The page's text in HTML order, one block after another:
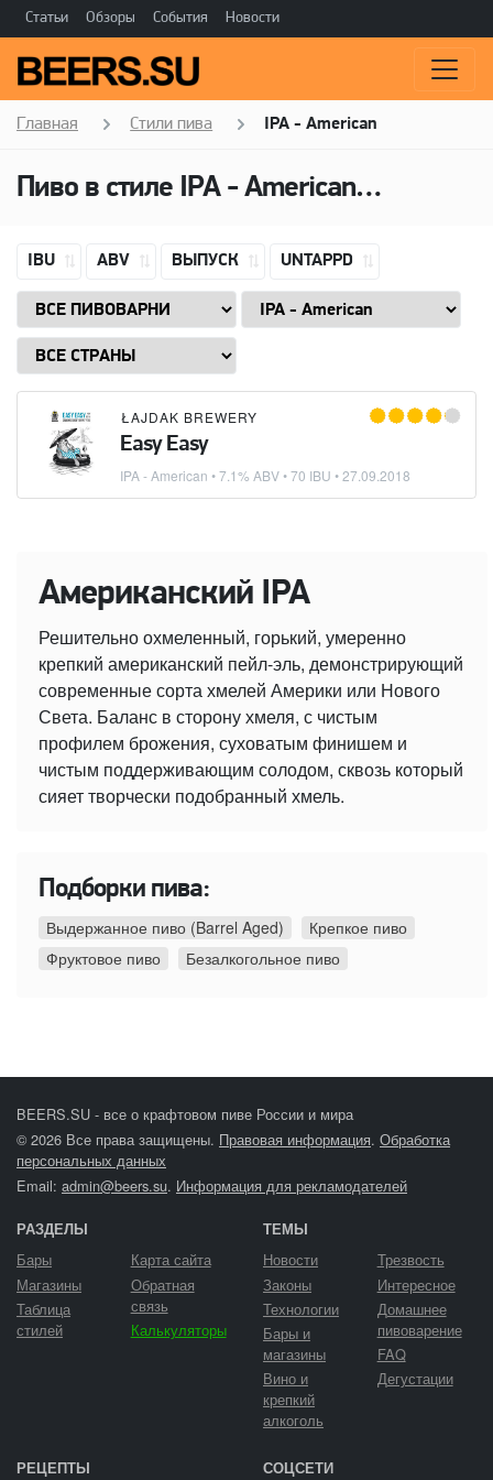
Статьи Обзоры События Новости
Главная Стили пива IPA - American
Пиво в стиле IPA - American
IBU ABV ВЫПУСК UNTAPPD
ŁAJDAK BREWERY
Easy Easy
IPA - American • 7.1% ABV • 70 IBU •27.09.2018
Американский IPA
Решительно охмеленный, горький, умеренно
крепкий американский пейл-эль, демонстрирующий
современные сорта хмелей Америки или Нового
Света. Баланс в сторону хмеля, с чистым
профилем брожения, суховатым финишем и
чистым поддерживающим солодом, сквозь который
сияет творчески подобранный хмель.
Подборки пива:
Выдержанное пиво (Barrel Aged)
Крепкое пиво
Фруктовое пиво
Безалкогольное пиво
BEERS.SU - все о крафтовом пиве России и мира
© 2026 Все права защищены. Правовая информация. Обработка
персональных данных
Email: admin@beers.su. Информация для рекламодателей
РАЗДЕЛЫ
Бары
Магазины
Таблица
стилей
Карта сайта
Обратная
связь
Калькуляторы
ТЕМЫ
Новости
Законы
Технологии
Бары и
магазины
Вино и
крепкий
алкоголь
Трезвость
Интересное
Домашнее
пивоварение
FAQ
Дегустации
РЕЦЕПТЫ СОЦСЕТИ